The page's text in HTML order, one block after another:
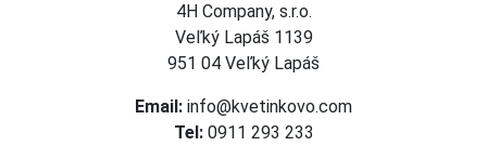
4H Company, s.r.o.
Veľký Lapáš 1139
951 04 Veľký Lapáš
Email: info@kvetinkovo.com
Tel: 0911 293 233